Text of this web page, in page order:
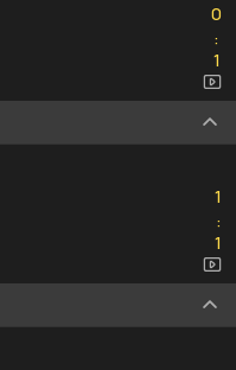
0
:1
1
1
:1
1